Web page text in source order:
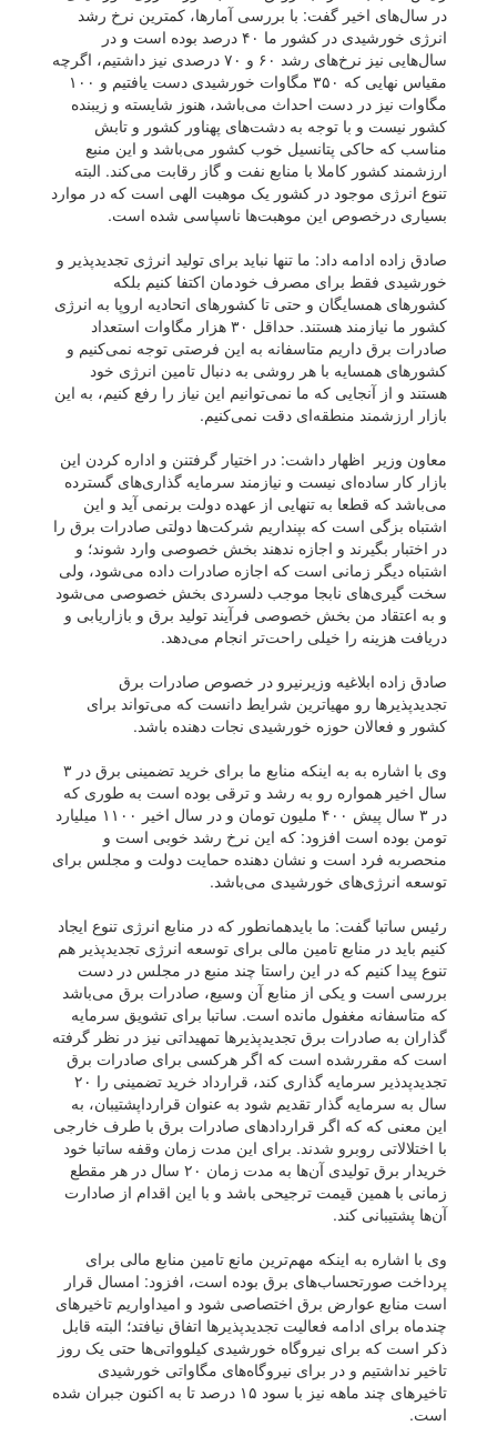
در سال‌های اخیر گفت: با بررسی آمار‌ها، کمترین نرخ رشد
انرژی خورشیدی در کشور ما ۴۰ درصد بوده است و در
سال‌هایی نیز نرخ‌های رشد ۶۰ و ۷۰ درصدی نیز داشتیم، اگرچه
مقیاس نهایی که ۳۵۰ مگاوات خورشیدی دست یافتیم و ۱۰۰
مگاوات نیز در دست احداث می‌باشد، هنوز شایسته و زیبنده
کشور نیست و با توجه به دشت‌های پهناور کشور و تابش
مناسب که حاکی پتانسیل خوب کشور می‌باشد و این منبع
ارزشمند کشور کاملا با منابع نفت و گاز رقابت می‌کند. البته
تنوع انرژی موجود در کشور یک موهبت الهی است که در موارد
بسیاری درخصوص این موهبت‌ها ناسپاسی شده است.
صادق زاده ادامه داد: ما تنها نباید برای تولید انرژی تجدیدپذیر و
خورشیدی فقط برای مصرف خودمان اکتفا کنیم بلکه
کشور‌های همسایگان و حتی تا کشور‌های اتحادیه اروپا به انرژی
کشور ما نیازمند هستند. حداقل ۳۰ هزار مگاوات استعداد
صادرات برق داریم متاسفانه به این فرصتی توجه نمی‌کنیم و
کشور‌های همسایه با هر روشی به دنبال تامین انرژی خود
هستند و از آنجایی که ما نمی‌توانیم این نیاز را رفع کنیم، به این
بازار ارزشمند منطقه‌ای دقت نمی‌کنیم.
معاون وزیر اظهار داشت: در اختیار گرفتنن و اداره کردن این
بازار کار ساده‌ای نیست و نیازمند سرمایه گذاری‌های گسترده
می‌باشد که قطعا به تنهایی از عهده دولت برنمی آید و این
اشتباه بزگی است که بپنداریم شرکت‌ها دولتی صادرات برق را
در اختبار بگیرند و اجازه ندهند بخش خصوصی وارد شوند؛ و
اشتباه دیگر زمانی است که اجازه صادرات داده می‌شود، ولی
سخت گیری‌های نابجا موجب دلسردی بخش خصوصی می‌شود
و به اعتقاد من بخش خصوصی فرآیند تولید برق و بازاریابی و
دریافت هزینه را خیلی راحت‌تر انجام می‌دهد.
صادق زاده ابلاغیه وزیرنیرو در خصوص صادرات برق
تجدیدپذیر‌ها رو مهیا‌ترین شرایط دانست که می‌تواند برای
کشور و فعالان حوزه خورشیدی نجات دهنده باشد.
وی با اشاره به به اینکه منابع ما برای خرید تضمینی برق در ۳
سال اخیر همواره رو به رشد و ترقی بوده است به طوری که
در ۳ سال پیش ۴۰۰ ملیون تومان و در سال اخیر ۱۱۰۰ میلیارد
تومن بوده است افزود: که این نرخ رشد خوبی است و
منحصربه فرد است و نشان دهنده حمایت دولت و مجلس برای
توسعه انرژی‌های خورشیدی می‌باشد.
رئیس ساتبا گفت: ما بایدهمانطور که در منابع انرژی تنوع ایجاد
کنیم باید در منابع تامین مالی برای توسعه انرژی تجدیدپذیر هم
تنوع پیدا کنیم که در این راستا چند منبع در مجلس در دست
بررسی است و یکی از منابع آن وسیع، صادرات برق می‌باشد
که متاسفانه مغفول مانده است. ساتبا برای تشویق سرمایه
گذاران به صادرات برق تجدیدپذیر‌ها تمهیداتی نیز در نظر گرفته
است که مقررشده است که اگر هرکسی برای صادرات برق
تجدیدپدذیر سرمایه گذاری کند، قرارداد خرید تضمینی را ۲۰
سال به سرمایه گذار تقدیم شود به عنوان قرارداپشتیبان، به
این معنی که که اگر قرارداد‌های صادرات برق با طرف خارجی
با اختلالاتی روبرو شدند. برای این مدت زمان وقفه ساتبا خود
خریدار برق تولیدی آن‌ها به مدت زمان ۲۰ سال در هر مقطع
زمانی با همین قیمت ترجیحی باشد و با این اقدام از صادارت
آن‌ها پشتیبانی کند.
وی با اشاره به اینکه مهم‌ترین مانع تامین منابع مالی برای
پرداخت صورتحساب‌های برق بوده است، افزود: امسال قرار
است منابع عوارض برق اختصاصی شود و امیداواریم تاخیر‌های
چندماه برای ادامه فعالیت تجدیدپذیر‌ها اتفاق نیافتد؛ البته قابل
ذکر است که برای نیروگاه خورشیدی کیلوواتی‌ها حتی یک روز
تاخیر نداشتیم و در برای نیروگاه‌های مگاواتی خورشیدی
تاخیر‌های چند ماهه نیز با سود ۱۵ درصد تا به اکنون جبران شده
است.